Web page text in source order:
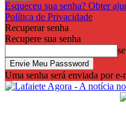
Esqueceu sua senha? Obter
Política de Privacidade
Recuperar senha
Recupere sua senha
Uma senha será enviada por